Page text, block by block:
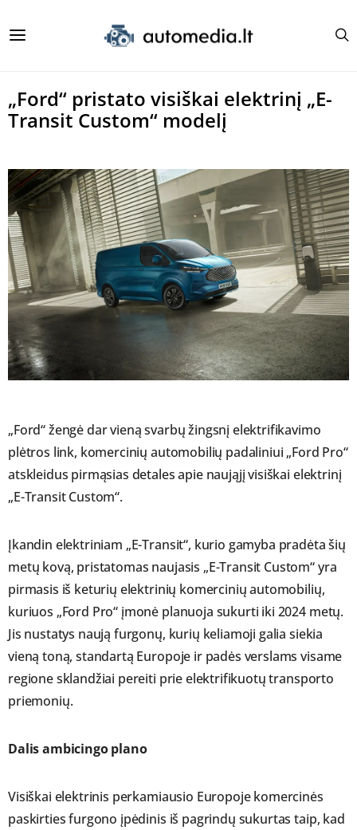
„Ford“ pristato visiškai elektrinį „E-
Transit Custom“ modelį
„Ford“ žengė dar vieną svarbų žingsnį elektrifikavimo
plėtros link, komercinių automobilių padaliniui „Ford Pro“
atskleidus pirmąsias detales apie naująjį visiškai elektrinį
„E-Transit Custom“.
Įkandin elektriniam „E-Transit“, kurio gamyba pradėta šių
metų kovą, pristatomas naujasis „E-Transit Custom“ yra
pirmasis iš keturių elektrinių komercinių automobilių,
kuriuos „Ford Pro“ įmonė planuoja sukurti iki 2024 metų.
Jis nustatys naują furgonų, kurių keliamoji galia siekia
vieną toną, standartą Europoje ir padės verslams visame
regione sklandžiai pereiti prie elektrifikuotų transporto
priemonių.
Dalis ambicingo plano
Visiškai elektrinis perkamiausio Europoje komercinės
paskirties furgono įpėdinis iš pagrindų sukurtas taip, kad